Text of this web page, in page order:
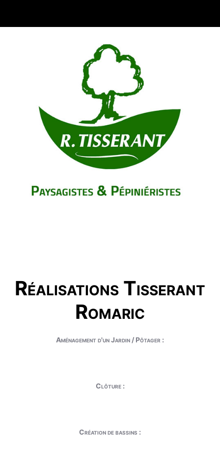
Réalisations Tisserant
Romaric
Aménagement d'un Jardin / Pôtager :
Clôture :
Création de bassins :